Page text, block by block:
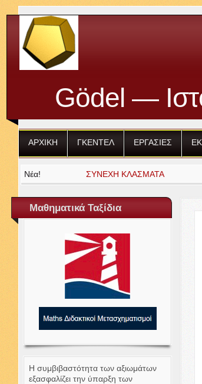
Gödel —
ΑΡΧΙΚΗ ΓΚΕΝΤΕΛ ΕΡΓΑΣΙΕΣ
Νέα! ΣΥΝΕΧΗ ΚΛΑΣΜΑΤΑ
Μαθηματικά Ταξίδια
Η συμβιβαστότητα των αξιωμάτων
εξασφαλίζει την ύπαρξη των